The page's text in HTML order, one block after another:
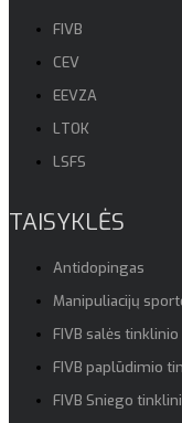
FIVB
CEV
EEVZA
LTOK
LSFS
TAISYKLĖS
Antidopingas
Manipuliacijų
FIVB salės
FIVB paplūdimio
FIVB Sniego